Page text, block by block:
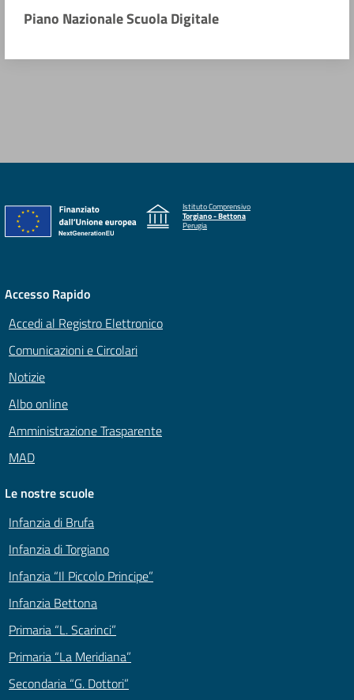
Piano Nazionale Scuola Digitale
Istituto Comprensivo
Torgiano - Bettona
Perugia
Accesso Rapido
Accedi al Registro Elettronico
Comunicazioni e Circolari
Notizie
Albo online
Amministrazione Trasparente
MAD
Le nostre scuole
Infanzia di Brufa
Infanzia di Torgiano
Infanzia “Il Piccolo Principe”
Infanzia Bettona
Primaria “L. Scarinci”
Primaria “La Meridiana”
Secondaria “G. Dottori”